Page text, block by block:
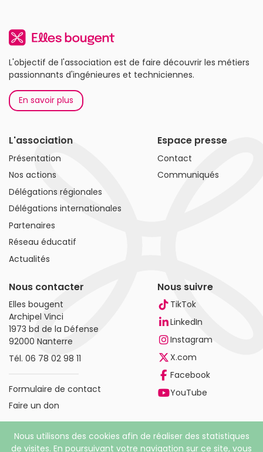
L'objectif de l'association est de faire découvrir les métiers
passionnants d'ingénieures et techniciennes.
En savoir plus
L'association
Présentation
Nos actions
Délégations régionales
Délégations internationales
Partenaires
Réseau éducatif
Actualités
Espace presse
Contact
Communiqués
Nous contacter
Elles bougent
Archipel Vinci
1973 bd de la Défense
92000 Nanterre
Tél. 06 78 02 98 11
Formulaire de contact
Faire un don
Nous suivre
TikTok
LinkedIn
Instagram
X.com
Facebook
YouTube
Nous utilisons des cookies afin de réaliser des statistiques
de visites. En poursuivant votre navigation sur ce site, vous